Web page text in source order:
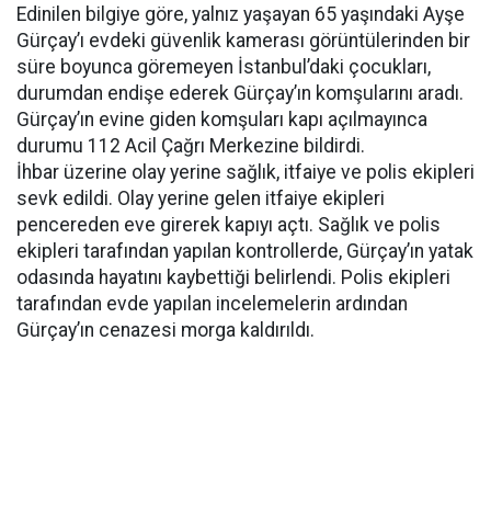
Edinilen bilgiye göre, yalnız yaşayan 65 yaşındaki Ayşe
Gürçay’ı evdeki güvenlik kamerası görüntülerinden bir
süre boyunca göremeyen İstanbul’daki çocukları,
durumdan endişe ederek Gürçay’ın komşularını aradı.
Gürçay’ın evine giden komşuları kapı açılmayınca
durumu 112 Acil Çağrı Merkezine bildirdi.
İhbar üzerine olay yerine sağlık, itfaiye ve polis ekipleri
sevk edildi. Olay yerine gelen itfaiye ekipleri
pencereden eve girerek kapıyı açtı. Sağlık ve polis
ekipleri tarafından yapılan kontrollerde, Gürçay’ın yatak
odasında hayatını kaybettiği belirlendi. Polis ekipleri
tarafından evde yapılan incelemelerin ardından
Gürçay’ın cenazesi morga kaldırıldı.